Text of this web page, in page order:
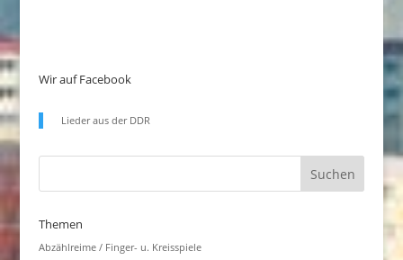
Wir auf Facebook
Lieder aus der DDR
Themen
Abzählreime / Finger- u. Kreisspiele